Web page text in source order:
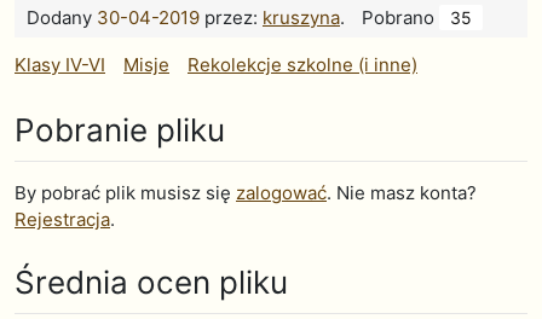
Dodany 30-04-2019 przez: kruszyna. Pobrano 35
Klasy IV-VI Misje Rekolekcje szkolne (i inne)
Pobranie pliku
By pobrać plik musisz się zalogować. Nie masz konta?
Rejestracja.
Średnia ocen pliku